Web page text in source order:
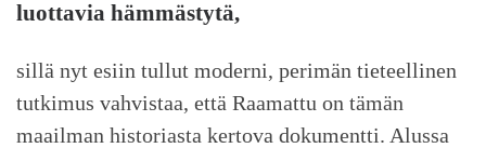
luottavia hämmästytä,
sillä nyt esiin tullut moderni, perimän tieteellinen
tutkimus vahvistaa, että Raamattu on tämän
maailman historiasta kertova dokumentti. Alussa